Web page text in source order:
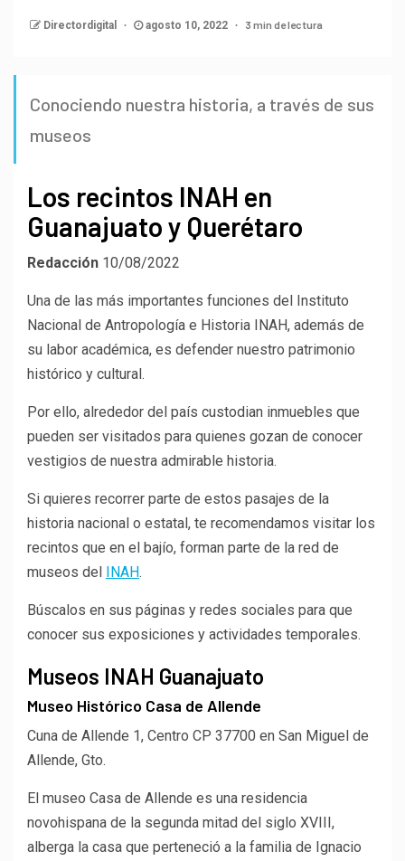
Directordigital agosto 10, 2022 3 min de lectura
Conociendo nuestra historia, a través de sus
museos
Los recintos INAH en
Guanajuato y Querétaro
Redacción 10/08/2022
Una de las más importantes funciones del Instituto
Nacional de Antropología e Historia INAH, además de
su labor académica, es defender nuestro patrimonio
histórico y cultural.
Por ello, alrededor del país custodian inmuebles que
pueden ser visitados para quienes gozan de conocer
vestigios de nuestra admirable historia.
Si quieres recorrer parte de estos pasajes de la
historia nacional o estatal, te recomendamos visitar los
recintos que en el bajío, forman parte de la red de
museos del INAH.
Búscalos en sus páginas y redes sociales para que
conocer sus exposiciones y actividades temporales.
Museos INAH Guanajuato
Museo Histórico Casa de Allende
Cuna de Allende 1, Centro CP 37700 en San Miguel de
Allende, Gto.
El museo Casa de Allende es una residencia
novohispana de la segunda mitad del siglo XVIII,
alberga la casa que perteneció a la familia de Ignacio